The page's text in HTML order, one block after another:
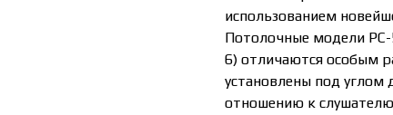
использованием
Потолочные модели PC-
6) отличаются особым
установлены под углом
отношению к